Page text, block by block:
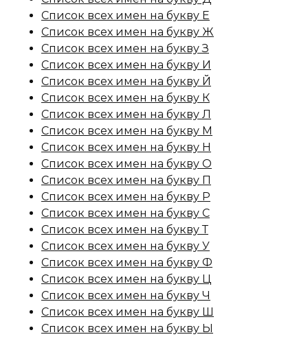
Список всех имен на букву Е
Список всех имен на букву Ж
Список всех имен на букву З
Список всех имен на букву И
Список всех имен на букву Й
Список всех имен на букву К
Список всех имен на букву Л
Список всех имен на букву М
Список всех имен на букву Н
Список всех имен на букву О
Список всех имен на букву П
Список всех имен на букву Р
Список всех имен на букву С
Список всех имен на букву Т
Список всех имен на букву У
Список всех имен на букву Ф
Список всех имен на букву Ц
Список всех имен на букву Ч
Список всех имен на букву Ш
Список всех имен на букву Ы